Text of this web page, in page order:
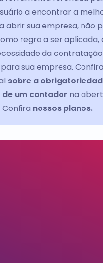
a encontrar a
abrir sua empresa, não
regra a ser aplicada,
da
sua empresa.
sobre a
um contador na
Confira nossos planos.